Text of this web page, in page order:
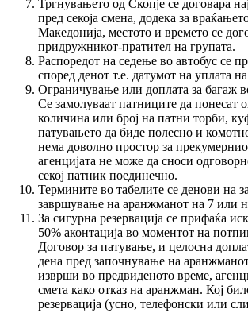
Тргнувањето од Скопје се договара
пред секоја смена, додека за
Македонија, местото и времето се
придружникот-пратител на групата.
Распоредот на седење во автобус се
според денот т.е. датумот на уплата
Ограничување или доплата за багаж
Се замолуваат патниците да понесат
количина или број на патни торби,
патувањето да биде полесно и
нема доволно простор за
агенцијата не може да сноси
секој патник поединечно.
Термините во табелите се денови на
завршување на аранжманот на 7 или
За сигурна резервација се прифаќа
50% аконтација во моментот на
Договор за патување, и целосна
дена пред започнување на
изврши во предвиденото време,
смета како отказ на аранжман. Кој
резервација (усно, телефонски или